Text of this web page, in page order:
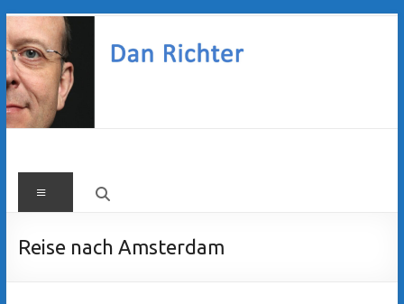
Zum
Inhalt
springen
Dan
Richter
Menü
Reise nach Amsterdam